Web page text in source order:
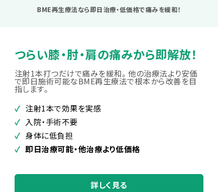
BME再生療法なら即日治療・低価格で痛みを緩和！
つらい膝・肘・肩の痛みから即解放！
注射1本打つだけで痛みを緩和。他の治療法より安価
で即日施術可能なBME再生療法で根本から改善を目
指します。
✓ 注射1本で効果を実感
✓ 入院・手術不要
✓ 身体に低負担
✓ 即日治療可能・他治療より低価格
詳しく見る